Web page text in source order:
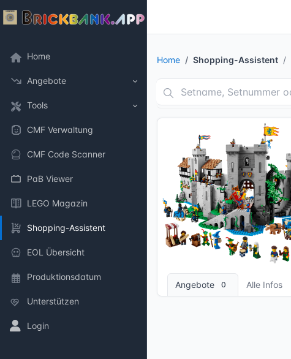
Home
Angebote
Tools
CMF Verwaltung
CMF Code Scanner
PaB Viewer
LEGO Magazin
Shopping-Assistent
EOL Übersicht
Produktionsdatum
Unterstützen
Login
Home Shopping-Assistent
8 Bilder + 2 Videos
Angebote 0 Alle Infos